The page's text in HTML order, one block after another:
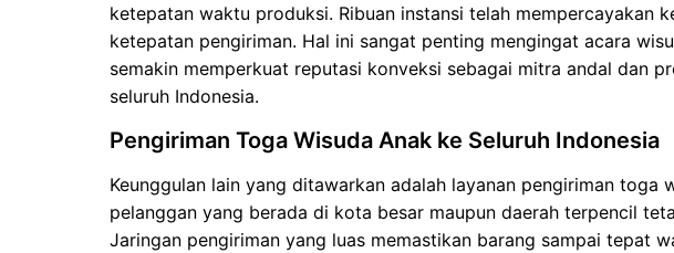
ketepatan waktu produksi. Ribuan instansi telah mempercayakan
ketepatan pengiriman. Hal ini sangat penting mengingat acara
semakin memperkuat reputasi konveksi sebagai mitra andal dan
seluruh Indonesia.
Pengiriman Toga Wisuda Anak ke Seluruh Indonesia
Keunggulan lain yang ditawarkan adalah layanan pengiriman toga
pelanggan yang berada di kota besar maupun daerah terpencil
Jaringan pengiriman yang luas memastikan barang sampai tepat